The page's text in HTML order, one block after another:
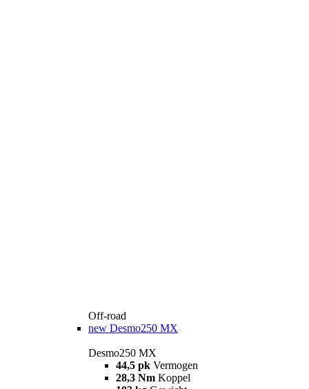
Off-road
new Desmo250 MX
Desmo250 MX
44,5 pk Vermogen
28,3 Nm Koppel